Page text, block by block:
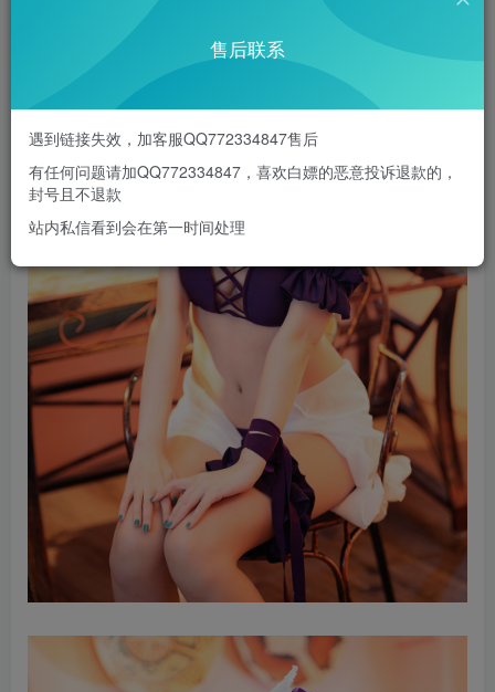
售后联系
遇到链接失效，加客服QQ772334847售后
有任何问题请加QQ772334847，喜欢白嫖的恶意投诉退款的，
封号且不退款
站内私信看到会在第一时间处理